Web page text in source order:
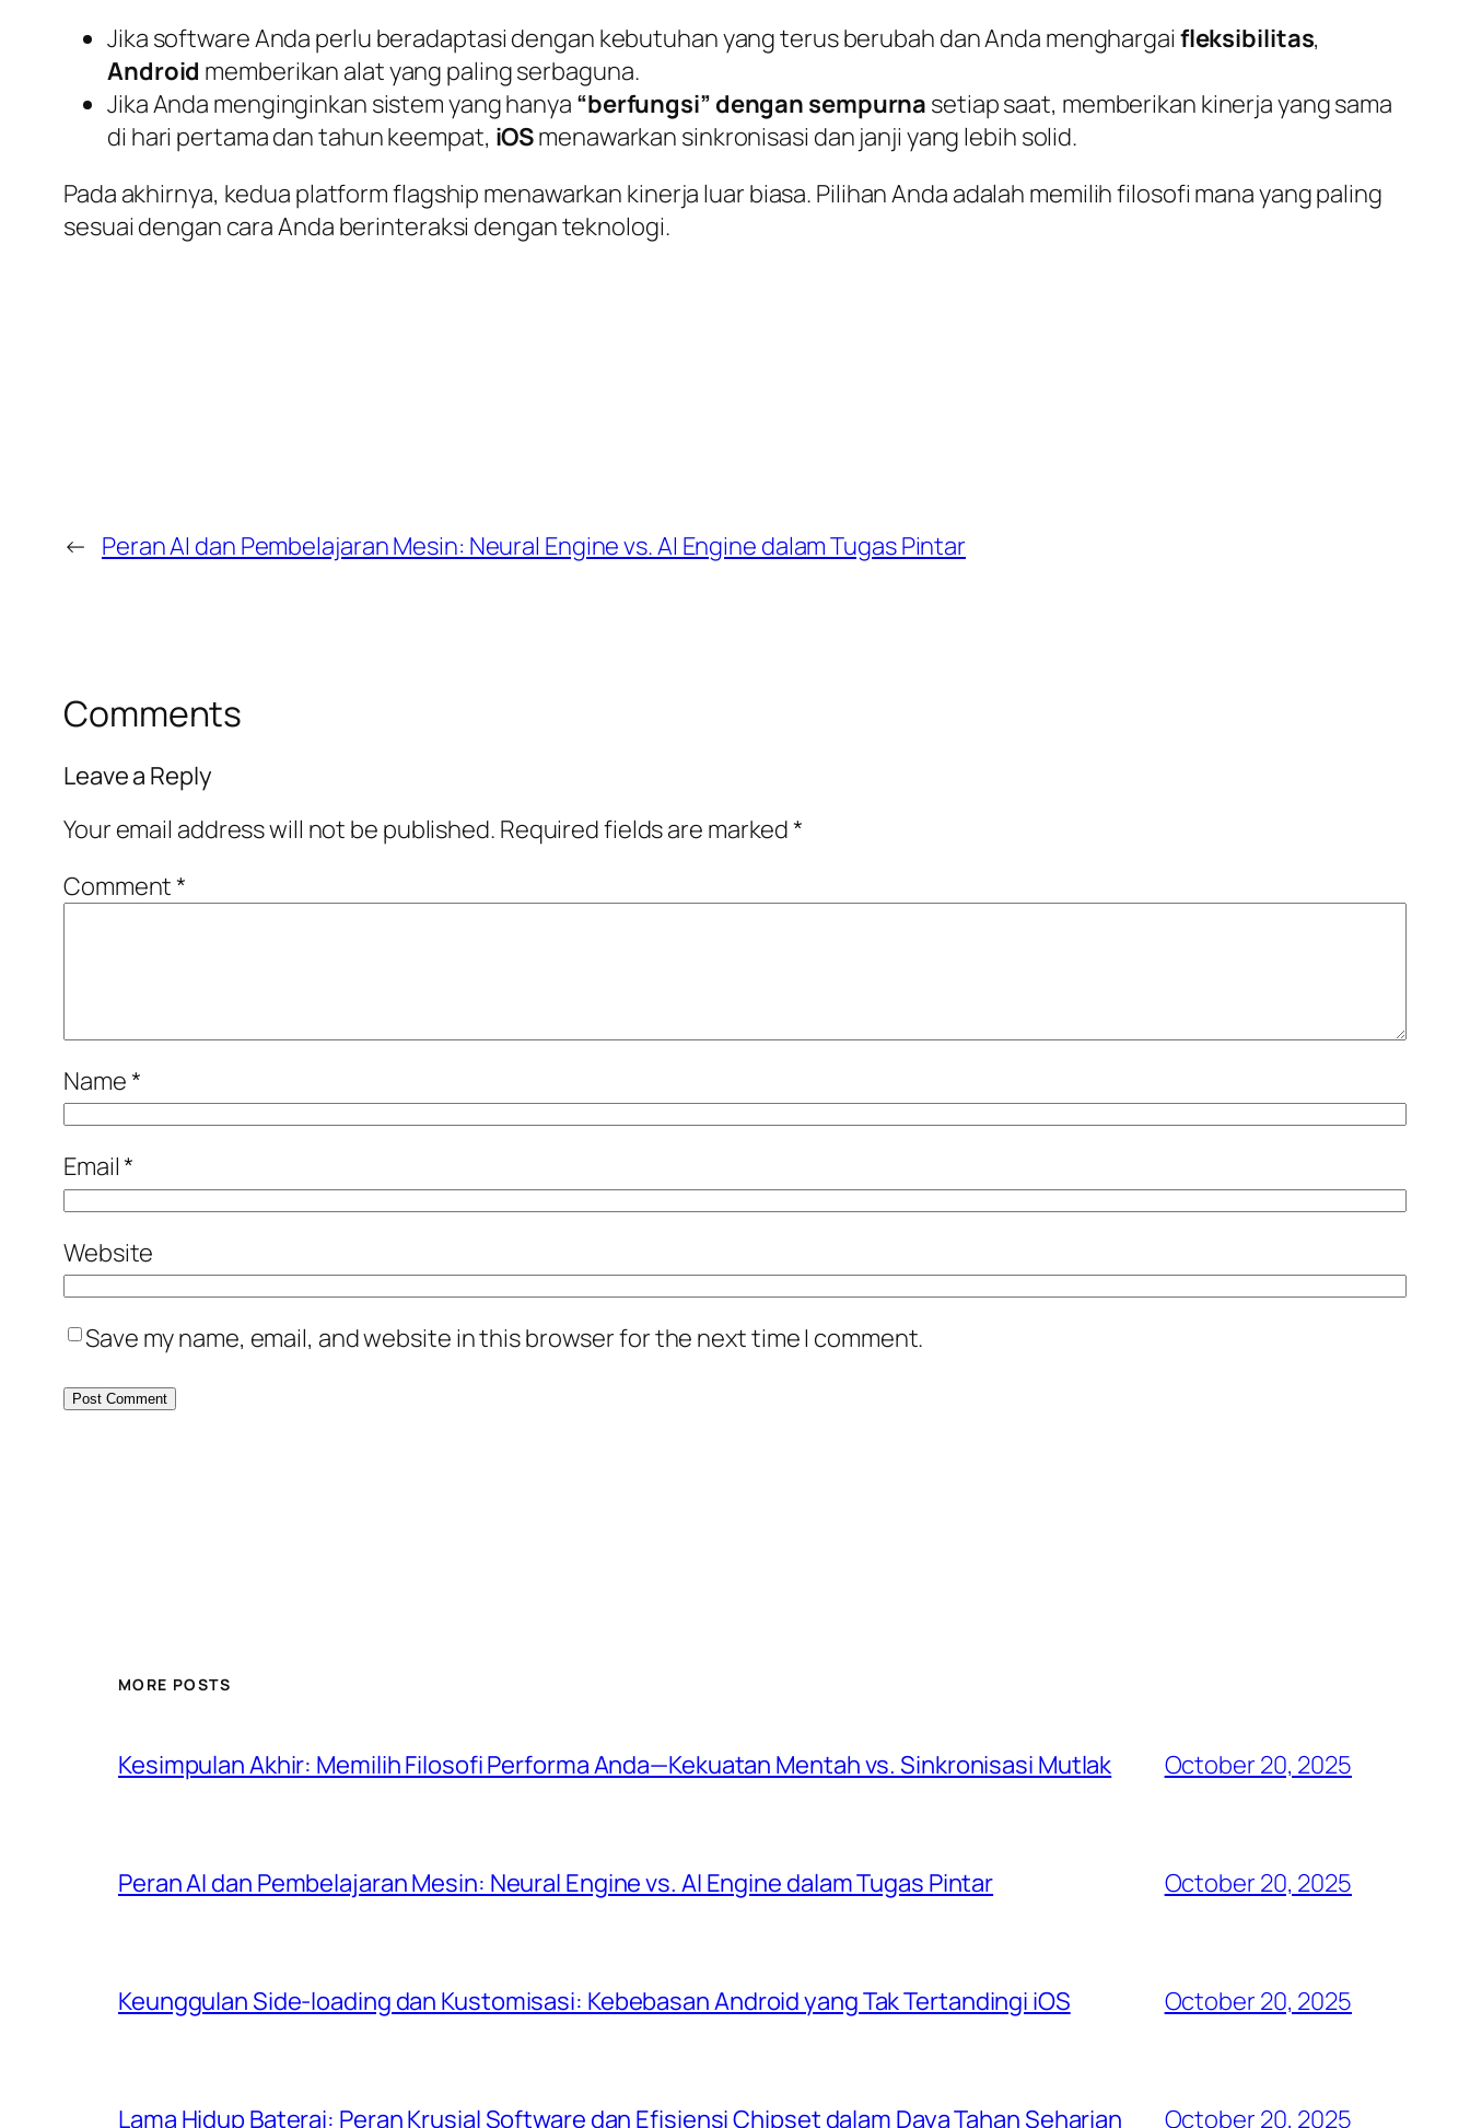
Jika softwareAnda perlu beradaptasi dengan kebutuhan yang terus berubah dan Anda menghargai fleksibilitas,
Android memberikan alat yang paling serbaguna.
Jika Anda menginginkan sistem yang hanya “berfungsi” dengan sempurna setiap saat, memberikan kinerja yang sama
di hari pertama dan tahun keempat, iOSmenawarkan sinkronisasi dan janji yang lebih solid.
Pada akhirnya, kedua platformflagship menawarkan kinerja luar biasa. Pilihan Anda adalah memilih filosofi mana yang paling
sesuai dengan cara Anda berinteraksi dengan teknologi.
← Peran AI dan Pembelajaran Mesin: Neural Engine vs. AI Engine dalam Tugas Pintar
Comments
Leave a Reply
Your email address will not be published. Required fields are marked*
Comment*
Name*
Email*
Website
Save my name, email, and website in this browser for the next time I comment.
MORE POSTS
Kesimpulan Akhir: Memilih Filosofi Performa Anda—Kekuatan Mentah vs. Sinkronisasi Mutlak October 20, 2025
Peran AI dan Pembelajaran Mesin: Neural Engine vs. AI Engine dalam Tugas Pintar October 20, 2025
Keunggulan Side-loading dan Kustomisasi: Kebebasan Android yang Tak Tertandingi iOS October 20, 2025
Lama Hidup Baterai: Peran Krusial Software dan Efisiensi Chipset dalam Daya Tahan Seharian October 20, 2025